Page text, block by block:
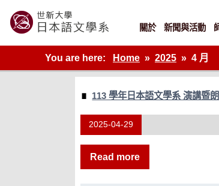
content
世新大學教學單位的網站
關於 新聞與活動
You are here: Home 2025 4 月
113 學年日本語文學系 演講暨
2025-04-29
Read more